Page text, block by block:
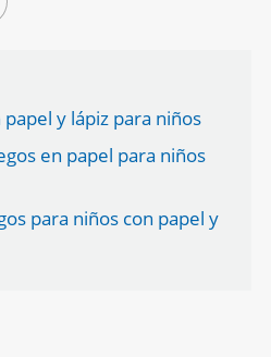
y lápiz para niños
en papel para niños
para niños con papel y